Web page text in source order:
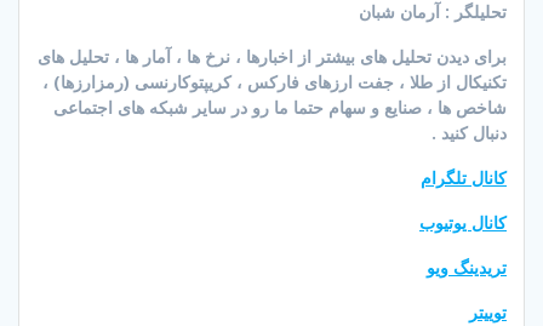
تحلیلگر : آرمان شبان
برای دیدن تحلیل های بیشتر از اخبارها ، نرخ ها ، آمار ها ، تحلیل های
تکنیکال از طلا ، جفت ارزهای فارکس ، کریپتوکارنسی (رمزارزها) ،
شاخص ها ، صنایع و سهام حتما ما رو در سایر شبکه های اجتماعی
دنبال کنید .
کانال تلگرام
کانال یوتیوب
تریدینگ ویو
توییتر